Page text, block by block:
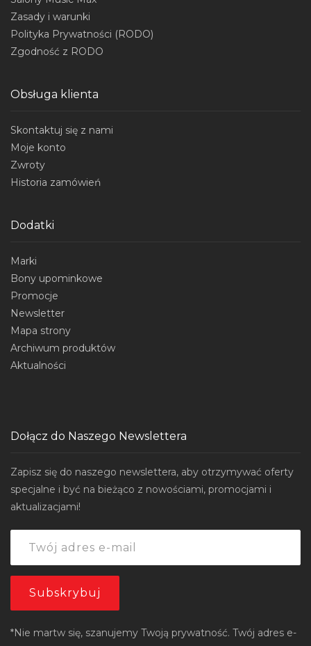
Zasady i warunki
Polityka Prywatności (RODO)
Zgodność z RODO
Obsługa klienta
Skontaktuj się z nami
Moje konto
Zwroty
Historia zamówień
Dodatki
Marki
Bony upominkowe
Promocje
Newsletter
Mapa strony
Archiwum produktów
Aktualności
Dołącz do Naszego Newslettera
Zapisz się do naszego newslettera, aby otrzymywać oferty
specjalne i być na bieżąco z nowościami, promocjami i
aktualizacjami!
*Nie martw się, szanujemy Twoją prywatność. Twój adres e-